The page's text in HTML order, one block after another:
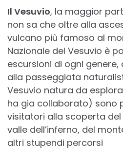
Il Vesuvio, la maggior
non sa che oltre alla
vulcano più famoso al
Nazionale del Vesuvio è
escursioni di ogni genere,
alla passeggiata
Vesuvio natura da
ha gia collaborato) sono
visitatori alla scoperta
valle dell’inferno, del
altri stupendi percorsi